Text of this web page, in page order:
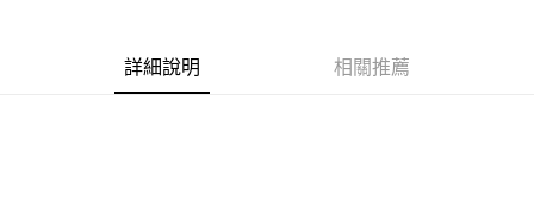
詳細說明 相關推薦